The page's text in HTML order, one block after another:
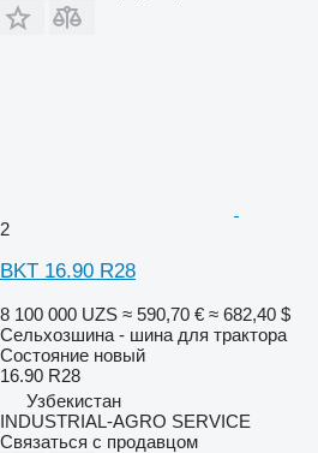
2
BKT 16.90 R28
8 100 000 UZS ≈ 590,70 € ≈ 682,40 $
Сельхозшина - шина для трактора
Состояние новый
16.90 R28
Узбекистан
INDUSTRIAL-AGRO SERVICE
Связаться с продавцом